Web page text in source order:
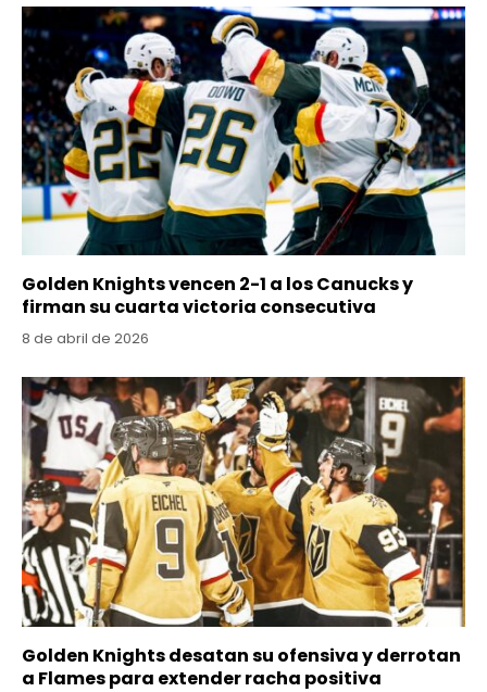
Golden Knights vencen 2-1 a los Canucks y
firman su cuarta victoria consecutiva
8 de abril de 2026
Golden Knights desatan su ofensiva y derrotan
a Flames para extender racha positiva